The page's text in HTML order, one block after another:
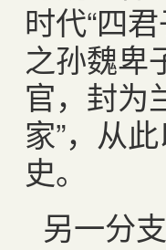
时代“四
之孙魏卑
官，封为
家”，从
史。
另一分